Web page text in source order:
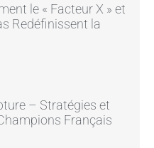
le « Facteur X » et
Redéfinissent la
– Stratégies et
Français